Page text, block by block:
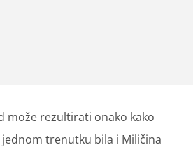
može rezultirati onako kako
jednom trenutku bila i Miličina